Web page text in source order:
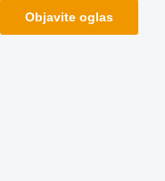
Objavite oglas